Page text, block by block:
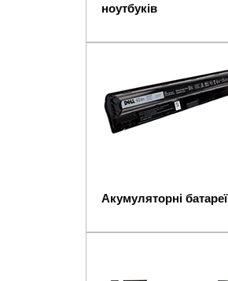
ноутбуків
Акумуляторні батареї